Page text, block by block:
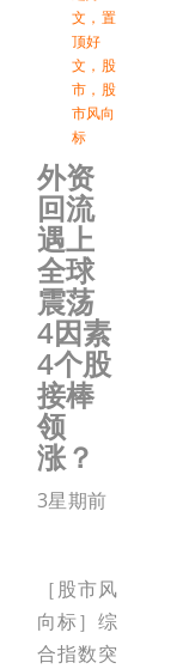
文 ， 置
顶好
文 ， 股
市 ， 股
市风向
标
外资
回流
遇上
全球
震荡
4因素
4个股
接棒
领
涨？
3星期前
［股市风
向标］综
合指数突